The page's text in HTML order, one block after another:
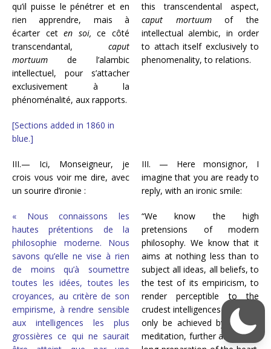
qu’il puisse le pénétrer et en
rien apprendre, mais à
écarter ceten soi, ce côté
transcendantal, caput
mortuum de l’alambic
intellectuel, pour s’attacher
exclusivement à la
phénoménalité, aux rapports.
[Sections added in 1860 in
blue.]
this transcendental aspect,
caput mortuumof the
intellectual alembic, in order
to attach itself exclusively to
phenomenality, to relations.
III.— Ici, Monseigneur, je
crois vous voir me dire, avec
un sourire d’ironie :
« Nous connaissons les
hautes prétentions de la
philosophie moderne. Nous
savons qu’elle ne vise à rien
de moins qu’à soumettre
toutes les idées, toutes les
croyances, au critère de son
empirisme, à rendre sensible
aux intelligences les plus
grossières ce qui ne saurait
III. — Here monsignor, I
imagine that you are ready to
reply, with an ironic smile:
“We know the high
pretensions of modern
philosophy. We know that it
aims at nothing less than to
subject all ideas, all beliefs, to
the test of its empiricism, to
render perceptible to the
crudest intelligences what can
only be achieved by a deep
meditation, further aided by a